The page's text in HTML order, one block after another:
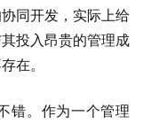
同开发，实际上给
投入昂贵的管理成
在。
错。作为一个管理